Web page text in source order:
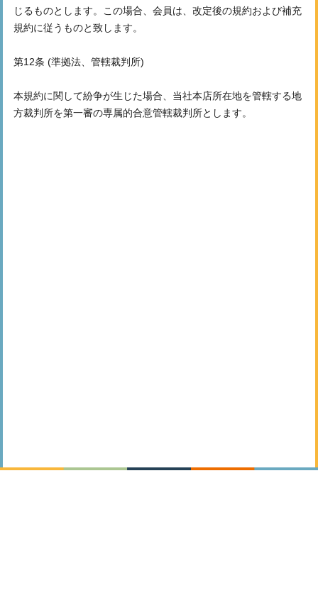
じるものとします。この場合、会員は、改定後の規約および補充
規約に従うものと致します。
第12条 (準拠法、管轄裁判所)
本規約に関して紛争が生じた場合、当社本店所在地を管轄する地
方裁判所を第一審の専属的合意管轄裁判所とします。